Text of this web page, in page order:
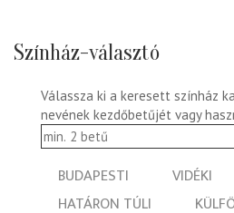
Színház-választó
Válassza ki a keresett színház
nevének kezdőbetűjét vagy
BUDAPESTI VIDÉKI
HATÁRON TÚLI